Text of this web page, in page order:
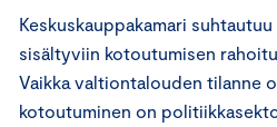
Keskuskauppakamari
sisältyviin kotoutumisen
Vaikka valtiontalouden tilanne
kotoutuminen on